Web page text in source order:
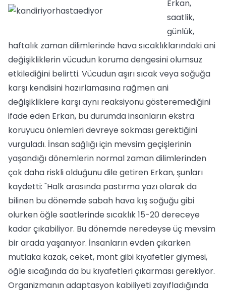
Erkan,
saatlik,
günlük,
haftalık zaman dilimlerinde hava sıcaklıklarındaki ani
değişikliklerin vücudun koruma dengesini olumsuz
etkilediğini belirtti. Vücudun aşırı sıcak veya soğuğa
karşı kendisini hazırlamasına rağmen ani
değişikliklere karşı aynı reaksiyonu gösteremediğini
ifade eden Erkan, bu durumda insanların ekstra
koruyucu önlemleri devreye sokması gerektiğini
vurguladı. İnsan sağlığı için mevsim geçişlerinin
yaşandığı dönemlerin normal zaman dilimlerinden
çok daha riskli olduğunu dile getiren Erkan, şunları
kaydetti: "Halk arasında pastırma yazı olarak da
bilinen bu dönemde sabah hava kış soğuğu gibi
olurken öğle saatlerinde sıcaklık 15-20 dereceye
kadar çıkabiliyor. Bu dönemde neredeyse üç mevsim
bir arada yaşanıyor. İnsanların evden çıkarken
mutlaka kazak, ceket, mont gibi kıyafetler giymesi,
öğle sıcağında da bu kıyafetleri çıkarması gerekiyor.
Organizmanın adaptasyon kabiliyeti zayıfladığında